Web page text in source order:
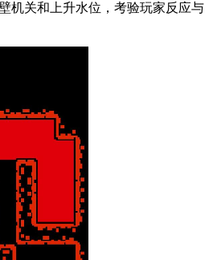
机关和上升水位，考验玩家反应与